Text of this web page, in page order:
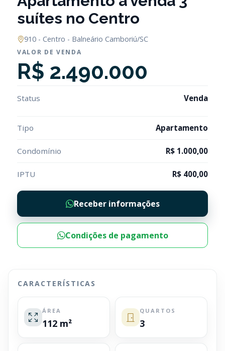
suítes no Centro
910 - Centro - Balneário Camboriú/SC
VALOR DE VENDA
R$ 2.490.000
Status Venda
Tipo Apartamento
Condomínio R$ 1.000,00
IPTU R$ 400,00
Receber informações
Condições de pagamento
CARACTERÍSTICAS
ÁREA
112 m²
QUARTOS
3